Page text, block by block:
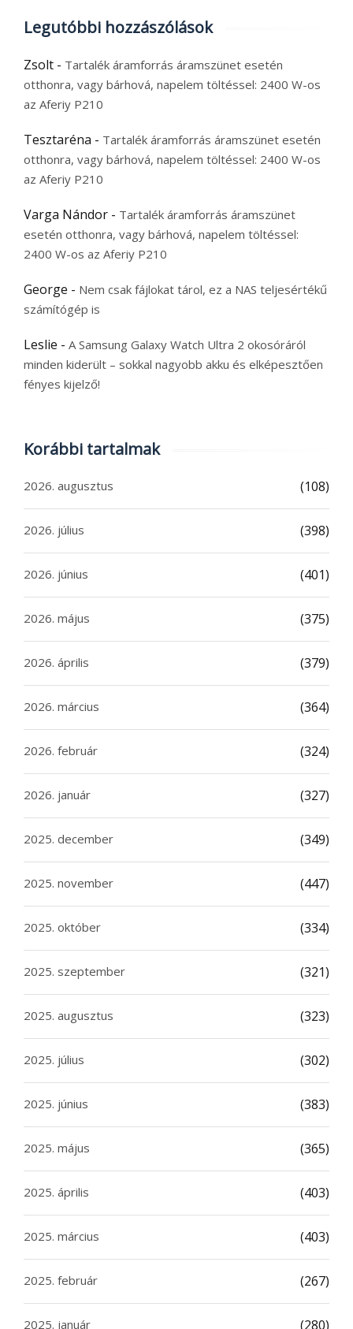
Legutóbbi hozzászólások
Zsolt - Tartalék áramforrás áramszünet esetén
otthonra, vagy bárhová, napelem töltéssel: 2400 W-os
az Aferiy P210
Tesztaréna - Tartalék áramforrás áramszünet esetén
otthonra, vagy bárhová, napelem töltéssel: 2400 W-os
az Aferiy P210
Varga Nándor - Tartalék áramforrás áramszünet
esetén otthonra, vagy bárhová, napelem töltéssel:
2400 W-os az Aferiy P210
George - Nem csak fájlokat tárol, ez a NAS teljesértékű
számítógép is
Leslie - A Samsung Galaxy Watch Ultra 2 okosóráról
minden kiderült – sokkal nagyobb akku és elképesztően
fényes kijelző!
Korábbi tartalmak
2026. augusztus (108)
2026. július (398)
2026. június (401)
2026. május (375)
2026. április (379)
2026. március (364)
2026. február (324)
2026. január (327)
2025. december (349)
2025. november (447)
2025. október (334)
2025. szeptember (321)
2025. augusztus (323)
2025. július (302)
2025. június (383)
2025. május (365)
2025. április (403)
2025. március (403)
2025. február (267)
2025. január (280)